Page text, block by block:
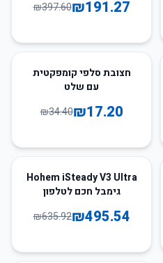
₪191.27
₪397.60
50
חצובת סלפי קומפקטית
עם שלט
₪17.20
₪34.40
22%
Hohem iSteady V3 Ultra
גימבל חכם לטלפון
₪495.54
₪635.92